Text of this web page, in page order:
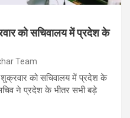
को सचिवालय में प्रदेश के
Team
को सचिवालय में प्रदेश के
ने प्रदेश के भीतर सभी बड़े